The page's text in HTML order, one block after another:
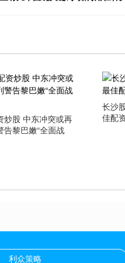
炒股 中东冲突或再
告黎巴嫩“全面战
长沙
佳配
利众策略